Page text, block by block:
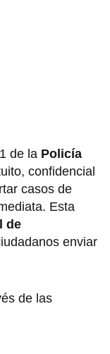
de la Policía
confidencial
casos de
Esta
de
enviar
de las